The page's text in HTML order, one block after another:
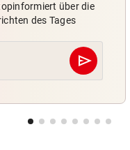
über die
des Tages
send
Abschicken